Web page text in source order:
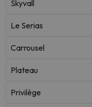
Skyvall
Le Serias
Carrousel
Plateau
Privilège